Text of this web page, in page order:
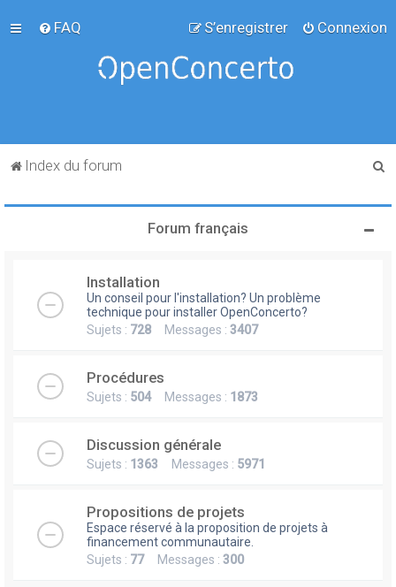
FAQ Connexion
S’enregistrer
Index du forum
Forum français
Installation
Un conseil pour l'installation? Un problème
technique pour installer OpenConcerto?
Sujets : 728 Messages : 3407
Procédures
Sujets : 504Messages : 1873
Discussion générale
Sujets : 1363 Messages : 5971
Propositions de projets
Espace réservé à la proposition de projets à
financement communautaire.
Sujets : 77Messages : 300